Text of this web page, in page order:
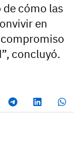
cómo las
en
concluyó.